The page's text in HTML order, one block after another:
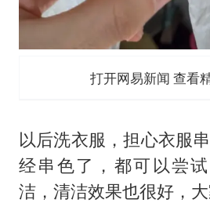
打开网易新闻 查看
以后洗衣服，担心衣服
经串色了，都可以尝
洁，清洁效果也很好，大